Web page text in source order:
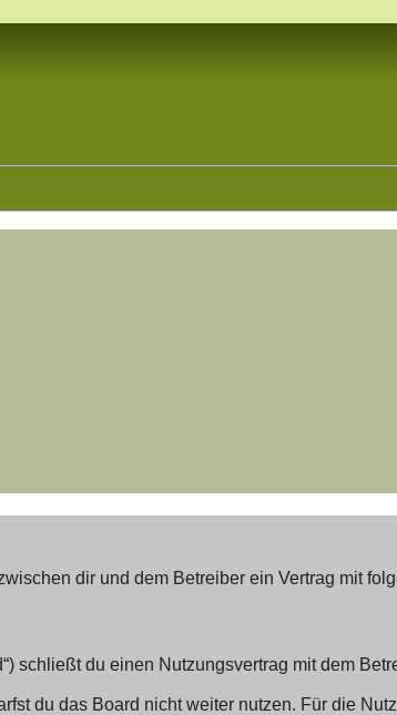
dir und dem Betreiber ein Vertrag mit
schließt du einen Nutzungsvertrag mit dem
du das Board nicht weiter nutzen. Für die